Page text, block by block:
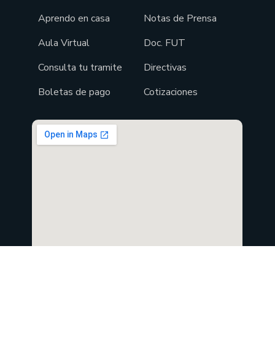
Aprendo en casa
Aula Virtual
Consulta tu tramite
Boletas de pago
Notas de Prensa
Doc. FUT
Directivas
Cotizaciones